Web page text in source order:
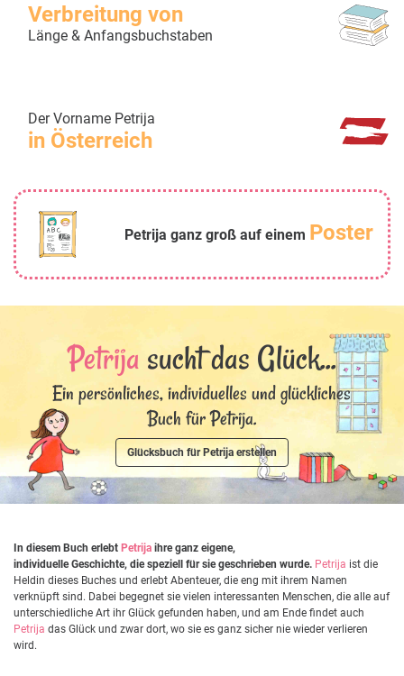
Verbreitung von
Länge & Anfangsbuchstaben
Der Vorname Petrija
in Österreich
Petrija ganz groß auf einem Poster
Petrija sucht das Glück...
Ein persönliches, individuelles und glückliches
Buch für Petrija.
Glücksbuch für Petrija erstellen
In diesem Buch erlebt Petrija ihre ganz eigene,
individuelle Geschichte, die speziell für sie geschrieben wurde. Petrija ist die
Heldin dieses Buches und erlebt Abenteuer, die eng mit ihrem Namen
verknüpft sind. Dabei begegnet sie vielen interessanten Menschen, die alle auf
unterschiedliche Art ihr Glück gefunden haben, und am Ende findet auch
Petrija das Glück und zwar dort, wo sie es ganz sicher nie wieder verlieren
wird.